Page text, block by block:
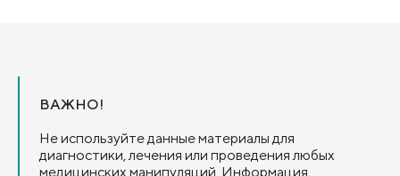
ВАЖНО!
Не используйте данные материалы для
диагностики, лечения или проведения любых
медицинских манипуляций. Информация,